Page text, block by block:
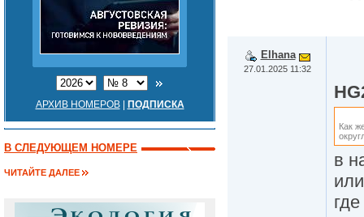
АРХИВ НОМЕРОВ| ПОДПИСКА
В СЛЕДУЮЩЕМ НОМЕРЕ
ЧИТАЙТЕ ДАЛЕЕ
Elhana
27.01.2025 11:32
Как
в